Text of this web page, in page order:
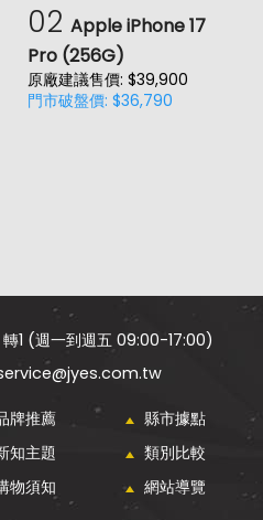
02 Apple iPhone 17
Pro (256G)
原廠建議售價: $39,900
門市破盤價: $36,790
1 (週一到週五 09:00-17:00)
牌推薦
縣市據點
知主題
類別比較
物須知 網站導覽